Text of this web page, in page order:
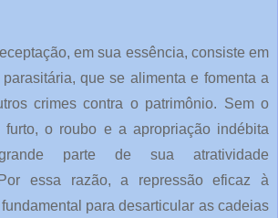
em sua essência, consiste em
que se alimenta e fomenta a
crimes contra o patrimônio. Sem o
furto, o roubo e a apropriação indébita
parte de sua atratividade
essa razão, a repressão eficaz à
para desarticular as cadeias